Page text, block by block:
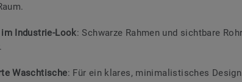
Industrie-Look: Schwarze Rahmen und sichtbare
Waschtische: Für ein klares, minimalistisches